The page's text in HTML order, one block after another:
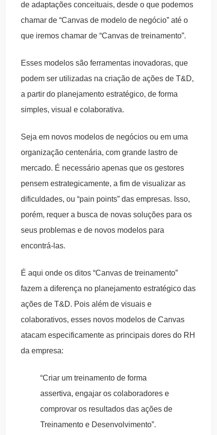
de adaptações conceituais, desde o que podemos
chamar de “Canvas de modelo de negócio” até o
que iremos chamar de “Canvas de treinamento”.
Esses modelos são ferramentas inovadoras, que
podem ser utilizadas na criação de ações de T&D,
a partir do planejamento estratégico, de forma
simples, visual e colaborativa.
Seja em novos modelos de negócios ou em uma
organização centenária, com grande lastro de
mercado. É necessário apenas que os gestores
pensem estrategicamente, a fim de visualizar as
dificuldades, ou “pain points” das empresas. Isso,
porém, requer a busca de novas soluções para os
seus problemas e de novos modelos para
encontrá-las.
É aqui onde os ditos “Canvas de treinamento”
fazem a diferença no planejamento estratégico das
ações de T&D. Pois além de visuais e
colaborativos, esses novos modelos de Canvas
atacam especificamente as principais dores do RH
da empresa:
“Criar um treinamento de forma
assertiva, engajar os colaboradores e
comprovar os resultados das ações de
Treinamento e Desenvolvimento”.